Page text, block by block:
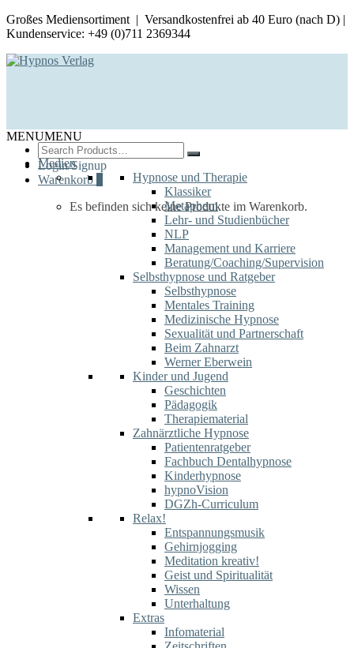
Großes Mediensortiment | Versandkostenfrei ab 40 Euro (nach D) |
Kundenservice: +49 (0)711 2369344
Search
for:
Login/Signup
Warenkorb
Es befinden sich keine Produkte im Warenkorb.
MENUMENU
Medien
Hypnose und Therapie
Klassiker
Metaphern
Lehr- und Studienbücher
NLP
Management und Karriere
Beratung/Coaching/Supervision
Selbsthypnose und Ratgeber
Selbsthypnose
Mentales Training
Medizinische Hypnose
Sexualität und Partnerschaft
Beim Zahnarzt
Werner Eberwein
Kinder und Jugend
Geschichten
Pädagogik
Therapiematerial
Zahnärztliche Hypnose
Patientenratgeber
Fachbuch Dentalhypnose
Kinderhypnose
hypnoVision
DGZh-Curriculum
Relax!
Entspannungsmusik
Gehirnjogging
Meditation kreativ!
Geist und Spiritualität
Wissen
Unterhaltung
Extras
Infomaterial